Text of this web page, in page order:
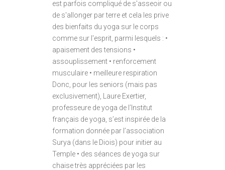
est parfois compliqué de s'asseoir ou
de s'allonger par terre et cela les prive
des bienfaits du yoga sur le corps
comme sur l'esprit, parmi lesquels : •
apaisement des tensions •
assouplissement • renforcement
musculaire • meilleure respiration
Donc, pour les seniors (mais pas
exclusivement), Laure Exertier,
professeure de yoga de l’Institut
français de yoga, s’est inspirée de la
formation donnée par l’association
Surya (dans le Diois) pour initier au
Temple • des séances de yoga sur
chaise très appréciées par les